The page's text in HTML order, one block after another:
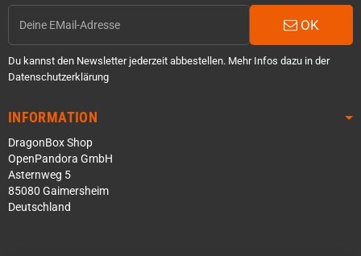
OK
Du kannst den Newsletter jederzeit abbestellen. Mehr Infos dazu in der
Datenschutzerklärung
INFORMATION
DragonBox Shop
OpenPandora GmbH
Asternweg 5
85080 Gaimersheim
Deutschland